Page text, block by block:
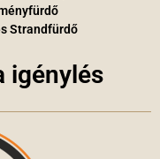
Strandfürdő
igénylés